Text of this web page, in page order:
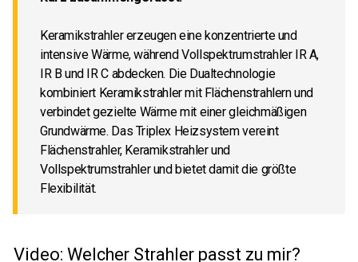
Keramikstrahler erzeugen eine konzentrierte und
intensive Wärme, während Vollspektrumstrahler IR A,
IR B und IR C abdecken. Die Dualtechnologie
kombiniert Keramikstrahler mit Flächenstrahlern und
verbindet gezielte Wärme mit einer gleichmäßigen
Grundwärme. Das Triplex Heizsystem vereint
Flächenstrahler, Keramikstrahler und
Vollspektrumstrahler und bietet damit die größte
Flexibilität.
Video: Welcher Strahler passt zu mir?